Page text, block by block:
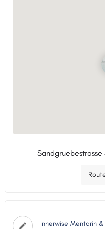
Innerwise Mentorin